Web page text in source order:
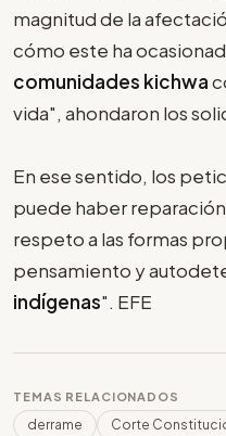
magnitud de la
cómo este ha
comunidades kichwa
vida", ahondaron los
En ese sentido, los
puede haber reparación
respeto a las formas
pensamiento y
indígenas". EFE
TEMAS RELACIONADOS
derrame
Corte